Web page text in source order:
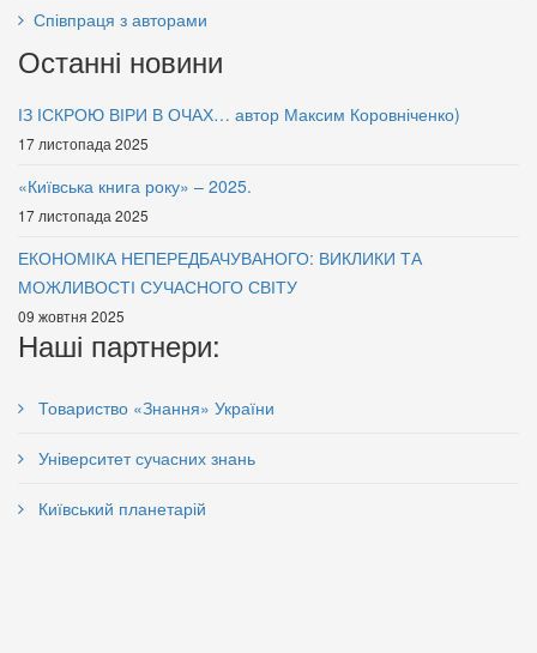
Співпраця з авторами
Останні новини
ІЗ ІСКРОЮ ВІРИ В ОЧАХ… автор Максим Коровніченко)
17 листопада 2025
«Київська книга року» – 2025.
17 листопада 2025
ЕКОНОМІКА НЕПЕРЕДБАЧУВАНОГО: ВИКЛИКИ ТА
МОЖЛИВОСТІ СУЧАСНОГО СВІТУ
09 жовтня 2025
Наші партнери:
Товариство «Знання» України
Університет сучасних знань
Київський планетарій